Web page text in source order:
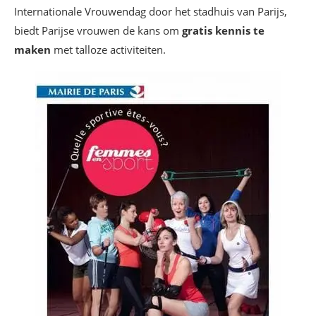
Internationale Vrouwendag door het stadhuis van Parijs,
biedt Parijse vrouwen de kans om gratis kennis te
maken met talloze activiteiten.